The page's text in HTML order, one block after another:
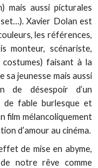
mais aussi picturales
Xavier Dolan est
les références,
monteur, scénariste,
costumes) faisant à la
sa jeunesse mais aussi
de désespoir d’un
de fable burlesque et
film mélancoliquement
d’amour au cinéma.
de mise en abyme,
notre rêve comme